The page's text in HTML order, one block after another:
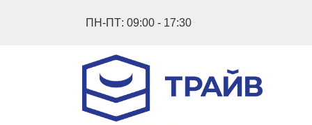
ПН-ПТ: 09:00 - 17:30